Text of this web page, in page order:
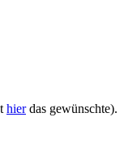
hierdas gewünschte).